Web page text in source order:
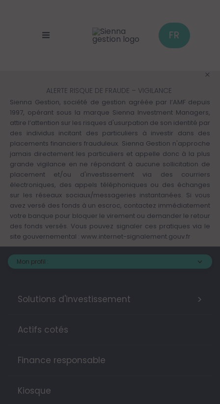
FR
ALERTE RISQUE DE FRAUDE – VIGILANCE
Sienna Gestion, société de gestion agréée par l’AMF depuis
1997, opérant sous la marque Sienna Investment Managers,
attire l’attention sur les risques d'usurpation de son identité par
des individus incitant des particuliers à investir dans des
placements financiers frauduleux. Sienna Gestion n'approche
jamais directement les particuliers et appelle donc à la plus
grande vigilance en ne répondant à aucune sollicitation de
placement et/ou d'investissement via des courriers
électroniques, des appels téléphoniques ou des échanges
sur les réseaux sociaux/messageries instantanées. Si vous
avez versé des fonds à un escroc, contactez immédiatement
votre banque pour bloquer le virement ou demander le retour
des fonds versés. Vous pouvez signaler ces pratiques via le
site gouvernemental : www.internet-signalement.gouv.fr
Mon profil :
Solutions d'investissement >
Actifs cotés
Finance responsable
Kiosque